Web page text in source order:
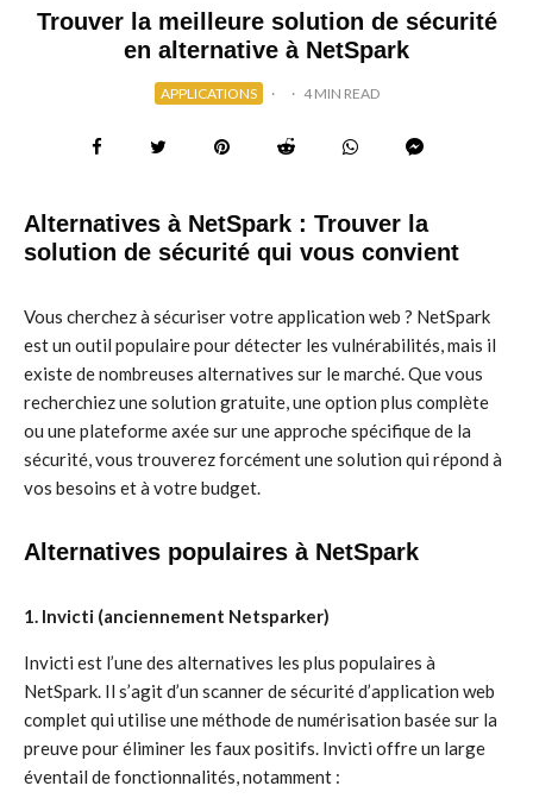
Trouver la meilleure solution de sécurité
en alternative à NetSpark
APPLICATIONS · · 4 MIN READ
Alternatives à NetSpark : Trouver la
solution de sécurité qui vous convient
Vous cherchez à sécuriser votre application web ? NetSpark
est un outil populaire pour détecter les vulnérabilités, mais il
existe de nombreuses alternatives sur le marché. Que vous
recherchiez une solution gratuite, une option plus complète
ou une plateforme axée sur une approche spécifique de la
sécurité, vous trouverez forcément une solution qui répond à
vos besoins et à votre budget.
Alternatives populaires à NetSpark
1. Invicti (anciennement Netsparker)
Invicti est l’une des alternatives les plus populaires à
NetSpark. Il s’agit d’un scanner de sécurité d’application web
complet qui utilise une méthode de numérisation basée sur la
preuve pour éliminer les faux positifs. Invicti offre un large
éventail de fonctionnalités, notamment :